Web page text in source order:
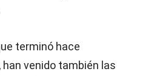
terminó hace
venido también las